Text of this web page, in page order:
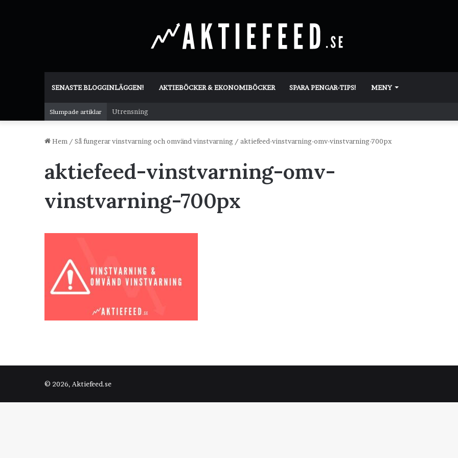
SENASTE BLOGGINLÄGGEN! AKTIEBÖCKER & EKONOMIBÖCKER SPARA PENGAR-TIPS! MENY
Slumpade artiklar Utrensning
Hem / Så fungerar vinstvarning och omvänd vinstvarning / aktiefeed-vinstvarning-omv-vinstvarning-700px
aktiefeed-vinstvarning-omv-
vinstvarning-700px
© 2026, Aktiefeed.se